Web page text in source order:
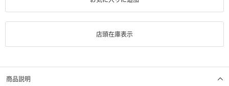
店頭在庫表示
商品説明